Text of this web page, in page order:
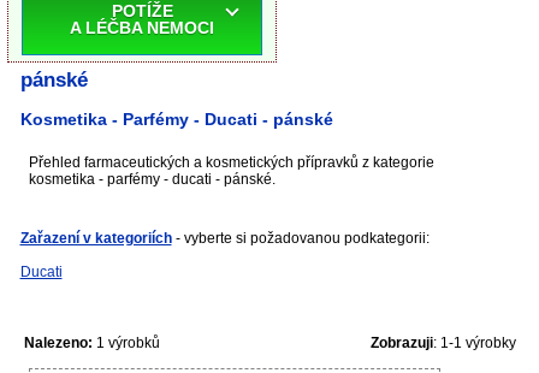
POTÍŽE
A LÉČBA NEMOCI
pánské
Kosmetika - Parfémy - Ducati - pánské
Přehled farmaceutických a kosmetických přípravků z kategorie
kosmetika - parfémy - ducati - pánské.
Zařazení v kategoriích - vyberte si požadovanou podkategorii:
Ducati
Nalezeno: 1 výrobků Zobrazuji: 1-1 výrobky